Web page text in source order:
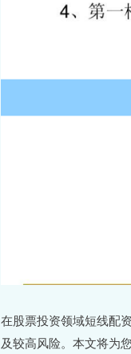
在股票投资领域短线配
及较高风险。本文将为